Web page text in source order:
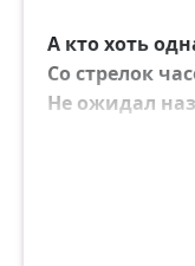
А кто хоть
Со стрелок
Не ожидал
И радость